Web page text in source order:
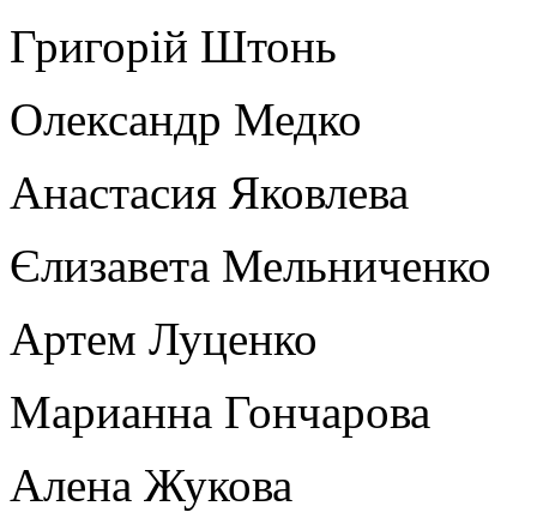
Григорій Штонь
Олександр Медко
Анастасия Яковлева
Єлизавета Мельниченко
Артем Луценко
Марианна Гончарова
Алена Жукова